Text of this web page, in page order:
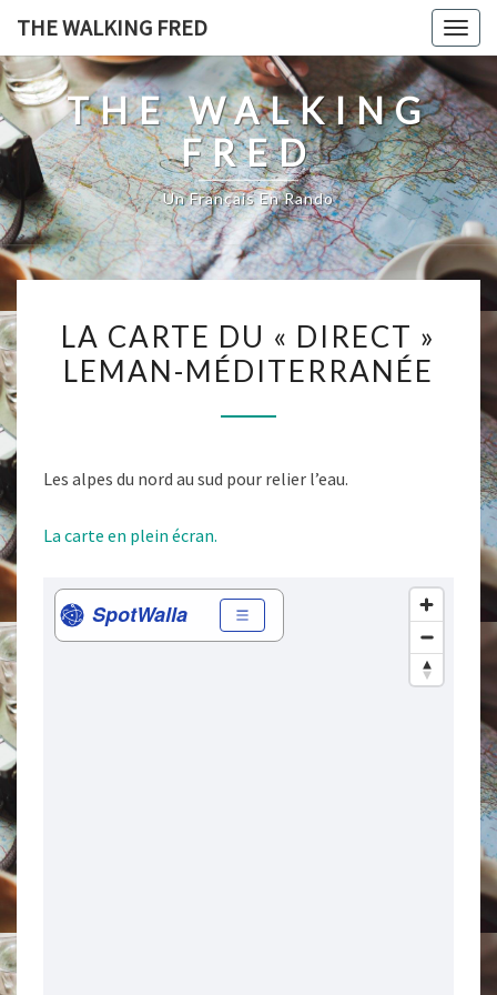
content
THE WALKING FRED
THE WALKING
FRED
Un Français En Rando
CARTE
DU
LA CARTE DU « DIRECT »
LEMAN-MÉDITERRANÉE
Les alpes du nord au sud pour relier l’eau.
La carte en plein écran.